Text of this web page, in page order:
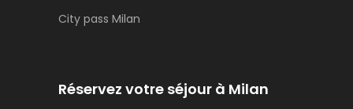
City pass Milan
Réservez votre séjour à Milan